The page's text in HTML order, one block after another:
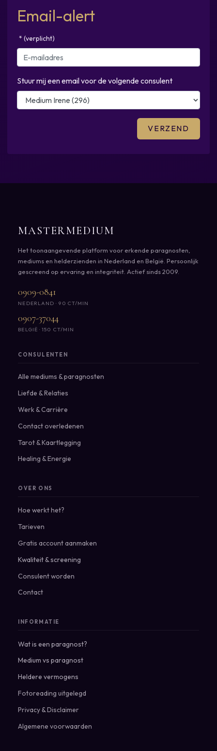
Email-alert
* (verplicht)
Stuur mij een email voor de volgende consulent
MASTERMEDIUM
Het toonaangevende platform voor erkende paragnosten,
mediums en helderzienden in Nederland en België. Persoonlijk
gescreend op ervaring en integriteit. Actief sinds 2009.
0909-0841
NEDERLAND · 90 CT/MIN
0907-37044
BELGIË · 150 CT/MIN
CONSULENTEN
Alle mediums & paragnosten
Liefde & Relaties
Werk & Carrière
Contact overledenen
Tarot & Kaartlegging
Healing & Energie
OVER ONS
Hoe werkt het?
Tarieven
Gratis account aanmaken
Kwaliteit & screening
Consulent worden
Contact
INFORMATIE
Wat is een paragnost?
Medium vs paragnost
Heldere vermogens
Fotoreading uitgelegd
Privacy&Disclaimer
Algemene voorwaarden